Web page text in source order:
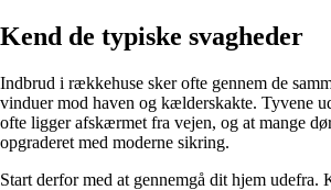
Kend de typiske svagheder
Indbrud i rækkehuse sker ofte gennem de
vinduer mod haven og kælderskakte. Tyvene
ofte ligger afskærmet fra vejen, og at mange
opgraderet med moderne sikring.
Start derfor med at gennemgå dit hjem udefra.